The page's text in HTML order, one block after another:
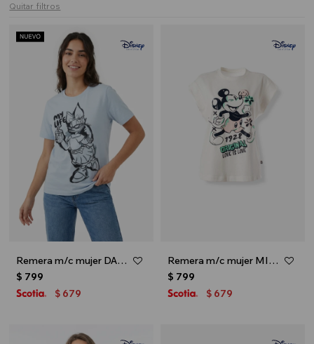
Quitar filtros
Remera m/c mujer DAISY - Celeste
$ 799
$ 679
Remera m/c mujer MICKEY - Crudo
$ 799
$ 679